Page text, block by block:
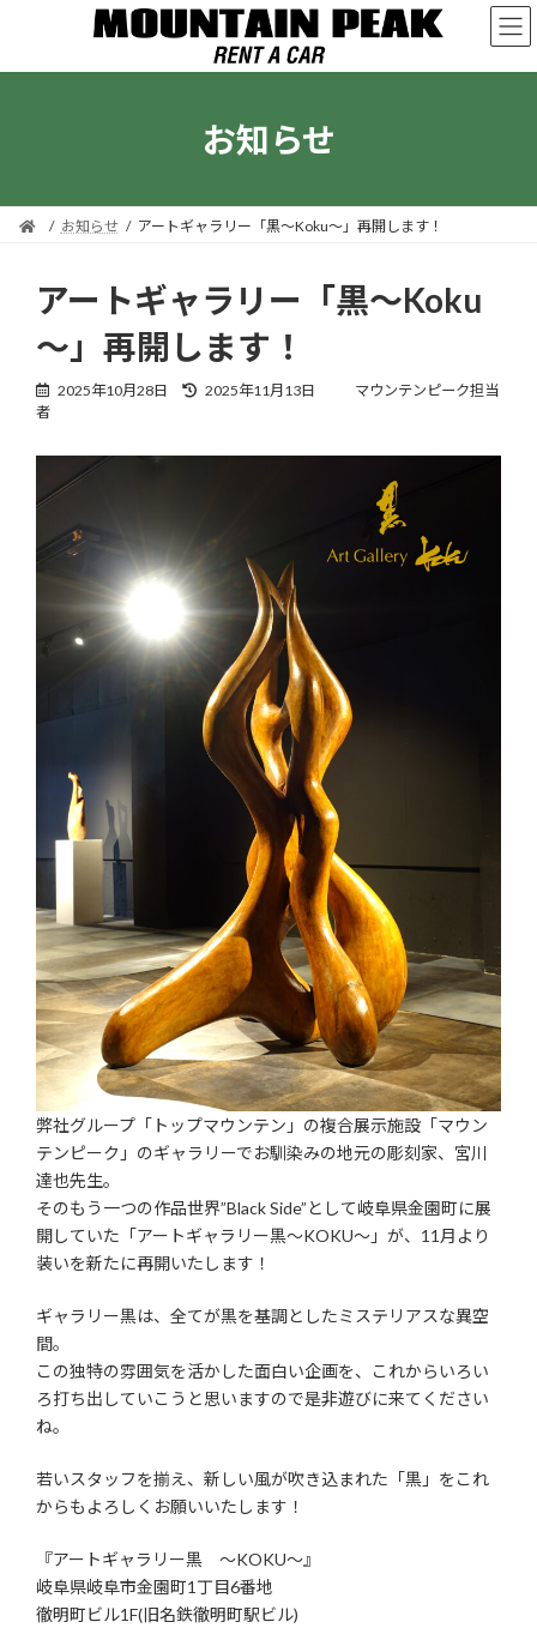
ッ
移
お知らせ
お知らせ アートギャラリー「黒～Koku～」再開します！
アートギャラリー「黒～Koku
～」再開します！
2025年10月28日
最
新
2025年11月13日
マウンテンピーク担当
者
弊社グループ「トップマウンテン」の複合展示施設「マウン
テンピーク」のギャラリーでお馴染みの地元の彫刻家、宮川
達也先生。
そのもう一つの作品世界”Black Side”として岐阜県金園町に展
開していた「アートギャラリー黒～KOKU～」が、11月より
装いを新たに再開いたします！
ギャラリー黒は、全てが黒を基調としたミステリアスな異空
間。
この独特の雰囲気を活かした面白い企画を、これからいろい
ろ打ち出していこうと思いますので是非遊びに来てください
ね。
若いスタッフを揃え、新しい風が吹き込まれた「黒」をこれ
からもよろしくお願いいたします！
『アートギャラリー黒 ～KOKU～』
岐阜県岐阜市金園町1丁目6番地
徹明町ビル1F(旧名鉄徹明町駅ビル)